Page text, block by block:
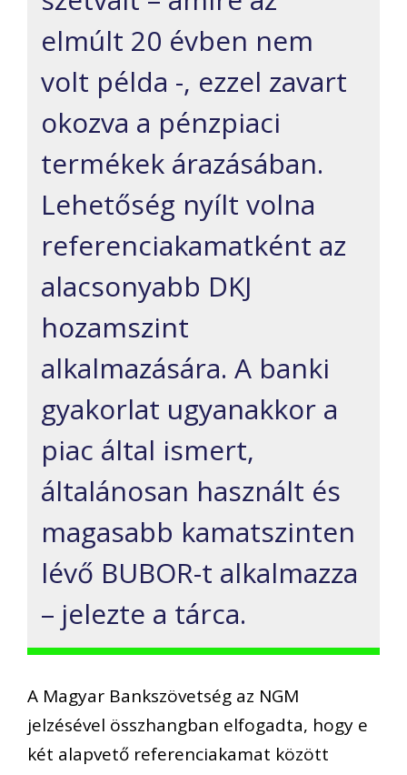
elmúlt 20 évben nem
volt példa -, ezzel zavart
okozva a pénzpiaci
termékek árazásában.
Lehetőség nyílt volna
referenciakamatként az
alacsonyabb DKJ
hozamszint
alkalmazására. A banki
gyakorlat ugyanakkor a
piac által ismert,
általánosan használt és
magasabb kamatszinten
lévő BUBOR-t alkalmazza
– jelezte a tárca.
A Magyar Bankszövetség az NGM
jelzésével összhangban elfogadta, hogy e
két alapvető referenciakamat között